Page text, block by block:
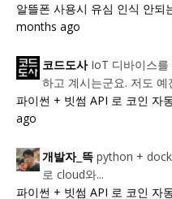
알뜰폰 사용시 유심 인식 안되
months ago
코드도사 IoT 디바이스
하고 계시는군요. 저도 예
파이썬 + 빗썸 API 로 코인 자
ago
개발자_뜩 python +
로 cloud와...
파이썬 + 빗썸 API 로 코인 자